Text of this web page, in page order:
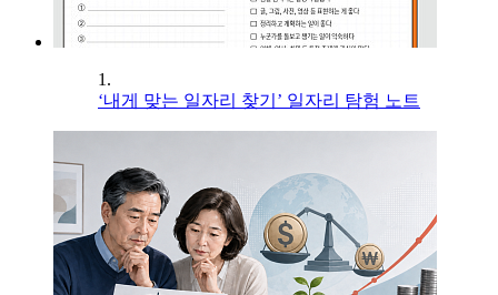
1.
‘내게 맞는 일자리 찾기’ 일자리 탐험 노트